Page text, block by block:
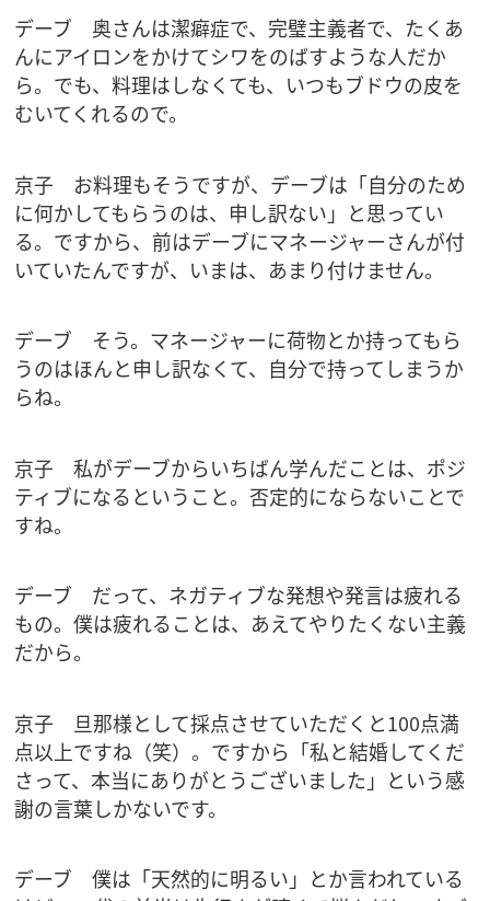
デーブ 奥さんは潔癖症で、完璧主義者で、たくあ
んにアイロンをかけてシワをのばすような人だか
ら。でも、料理はしなくても、いつもブドウの皮を
むいてくれるので。
京子 お料理もそうですが、デーブは「自分のため
に何かしてもらうのは、申し訳ない」と思ってい
る。ですから、前はデーブにマネージャーさんが付
いていたんですが、いまは、あまり付けません。
デーブ そう。マネージャーに荷物とか持ってもら
うのはほんと申し訳なくて、自分で持ってしまうか
らね。
京子 私がデーブからいちばん学んだことは、ポジ
ティブになるということ。否定的にならないことで
すね。
デーブ だって、ネガティブな発想や発言は疲れる
もの。僕は疲れることは、あえてやりたくない主義
だから。
京子 旦那様として採点させていただくと100点満
点以上ですね（笑）。ですから「私と結婚してくだ
さって、本当にありがとうございました」という感
謝の言葉しかないです。
デーブ 僕は「天然的に明るい」とか言われている